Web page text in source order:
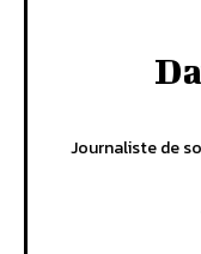
Journaliste de